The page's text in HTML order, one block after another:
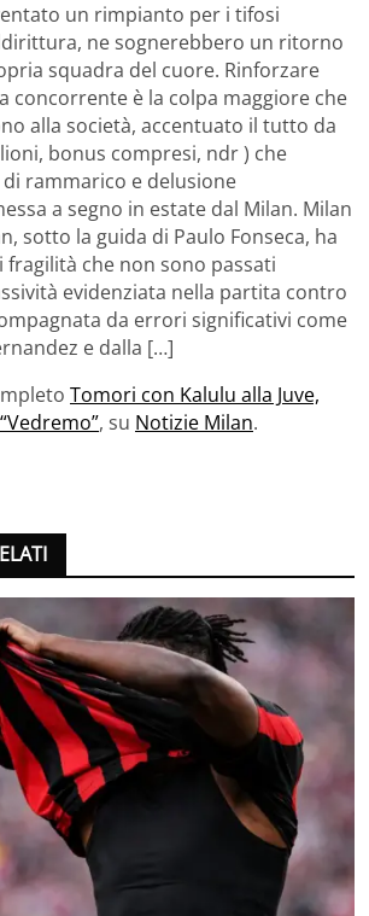
un rimpianto per i tifosi
ne sognerebbero un ritorno
squadra del cuore. Rinforzare
concorrente è la colpa maggiore che
alla società, accentuato il tutto da
bonus compresi, ndr ) che
rammarico e delusione
a segno in estate dal Milan. Milan
sotto la guida di Paulo Fonseca, ha
che non sono passati
evidenziata nella partita contro
da errori significativi come
e dalla […]
Tomori con Kalulu alla Juve,
, su Notizie Milan.